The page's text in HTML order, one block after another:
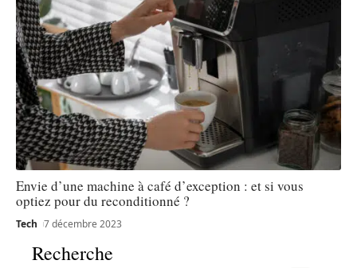
Envie d’une machine à café d’exception : et si vous
optiez pour du reconditionné ?
Tech 7 décembre 2023
Recherche